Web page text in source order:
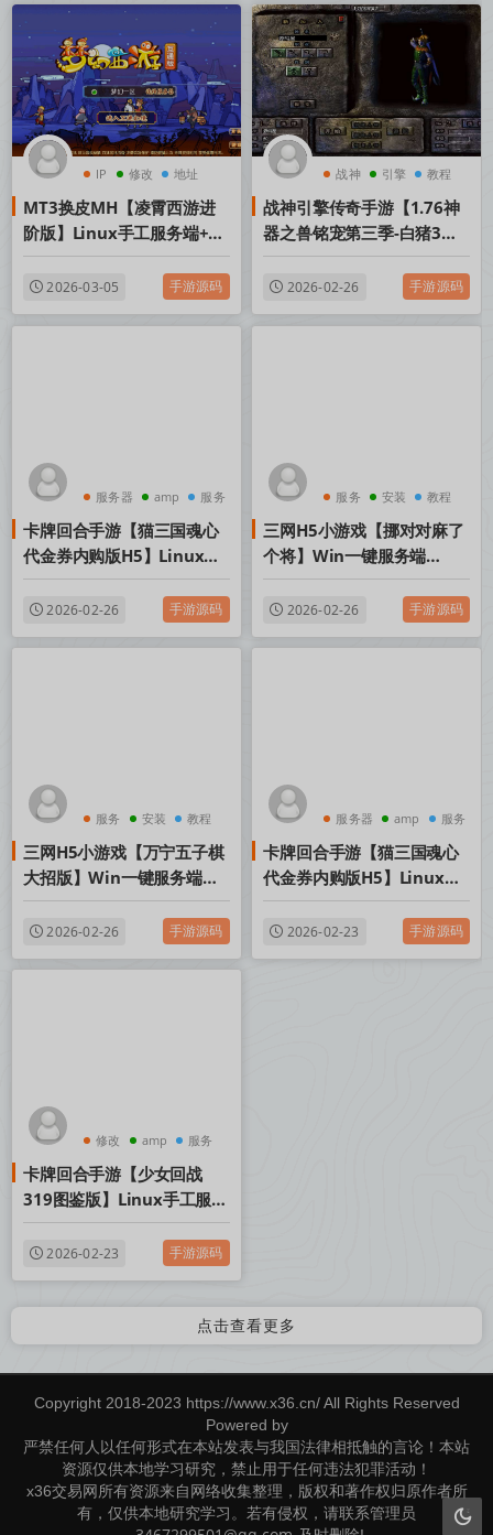
IP 修改 地址
MT3换皮MH【凌霄西游进
阶版】Linux手工服务端+安
卓苹果双端+GM后台+全套
源码+视频架设教程
2026-03-05 手游源码
战神 引擎 教程
战神引擎传奇手游【1.76神
器之兽铭宠第三季-白猪3】
最新整理Win系特色服务端
+安卓苹果双端+GM授权物
品后台+详细搭建教程
2026-02-26 手游源码
服务器 amp 服务
卡牌回合手游【猫三国魂心
代金券内购版H5】Linux手
工服务端+管理后台+简易安
卓客户端+视频架设教程
2026-02-26 手游源码
服务 安装 教程
三网H5小游戏【挪对对麻了
个将】Win一键服务端
+Linux手工服务端+视频架
设教程
2026-02-26 手游源码
服务 安装 教程
三网H5小游戏【万宁五子棋
大招版】Win一键服务端
+Linux手工服务端+视频架
设教程
2026-02-26 手游源码
服务器 amp 服务
卡牌回合手游【猫三国魂心
代金券内购版H5】Linux手
工服务端+管理后台+简易安
卓客户端+视频架设教程
2026-02-23 手游源码
修改 amp 服务
卡牌回合手游【少女回战
319图鉴版】Linux手工服务
端+lua加解密工具+网页注
册+GM管理后台+GM授权后
2026-02-23 手游源码
点击查看更多
Copyright 2018-2023 https://www.x36.cn/ All Rights Reserved
Powered by
严禁任何人以任何形式在本站发表与我国法律相抵触的言论！本站
资源仅供本地学习研究，禁止用于任何违法犯罪活动！
x36交易网所有资源来自网络收集整理，版权和著作权归原作者所
有，仅供本地研究学习。若有侵权，请联系管理员